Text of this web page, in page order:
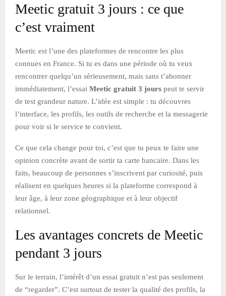
Meetic gratuit 3 jours : ce que
c’est vraiment
Meetic est l’une des plateformes de rencontre les plus
connues en France. Si tu es dans une période où tu veux
rencontrer quelqu’un sérieusement, mais sans t’abonner
immédiatement, l’essai Meetic gratuit 3 jours peut te servir
de test grandeur nature. L’idée est simple : tu découvres
l’interface, les profils, les outils de recherche et la messagerie
pour voir si le service te convient.
Ce que cela change pour toi, c’est que tu peux te faire une
opinion concrète avant de sortir ta carte bancaire. Dans les
faits, beaucoup de personnes s’inscrivent par curiosité, puis
réalisent en quelques heures si la plateforme correspond à
leur âge, à leur zone géographique et à leur objectif
relationnel.
Les avantages concrets de Meetic
pendant 3 jours
Sur le terrain, l’intérêt d’un essai gratuit n’est pas seulement
de “regarder”. C’est surtout de tester la qualité des profils, la